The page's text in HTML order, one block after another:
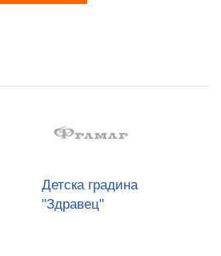
Детска градина
"Здравец"